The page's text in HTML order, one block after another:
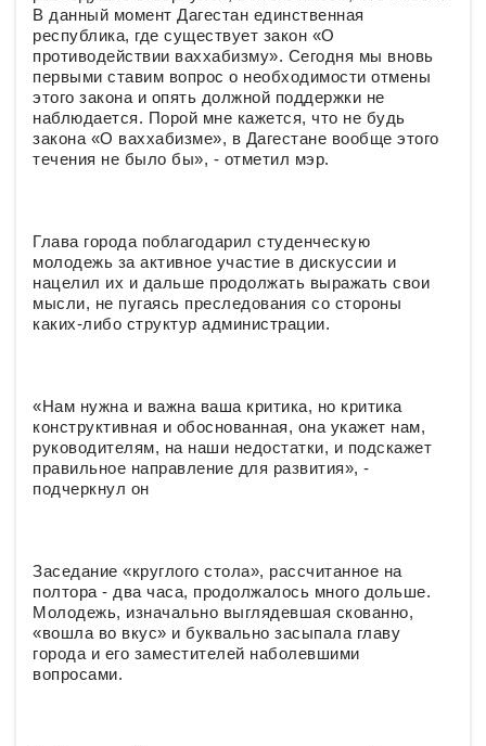
В данный момент Дагестан единственная
республика, где существует закон «О
противодействии ваххабизму». Сегодня мы вновь
первыми ставим вопрос о необходимости отмены
этого закона и опять должной поддержки не
наблюдается. Порой мне кажется, что не будь
закона «О ваххабизме», в Дагестане вообще этого
течения не было бы», - отметил мэр.
Глава города поблагодарил студенческую
молодежь за активное участие в дискуссии и
нацелил их и дальше продолжать выражать свои
мысли, не пугаясь преследования со стороны
каких-либо структур администрации.
«Нам нужна и важна ваша критика, но критика
конструктивная и обоснованная, она укажет нам,
руководителям, на наши недостатки, и подскажет
правильное направление для развития», -
подчеркнул он
Заседание «круглого стола», рассчитанное на
полтора - два часа, продолжалось много дольше.
Молодежь, изначально выглядевшая скованно,
«вошла во вкус» и буквально засыпала главу
города и его заместителей наболевшими
вопросами.